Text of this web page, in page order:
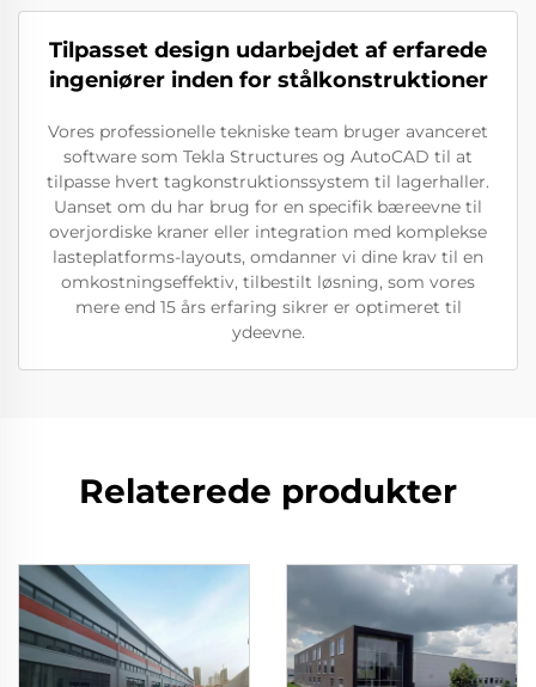
Tilpasset design udarbejdet af erfarede
ingeniører inden for stålkonstruktioner
Vores professionelle tekniske team bruger avanceret
software som Tekla Structures og AutoCAD til at
tilpasse hvert tagkonstruktionssystem til lagerhaller.
Uanset om du har brug for en specifik bæreevne til
overjordiske kraner eller integration med komplekse
lasteplatforms-layouts, omdanner vi dine krav til en
omkostningseffektiv, tilbestilt løsning, som vores
mere end 15 års erfaring sikrer er optimeret til
ydeevne.
Relaterede produkter